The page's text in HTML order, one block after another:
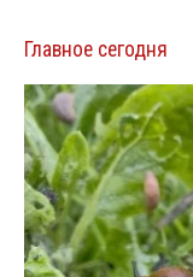
Главное сегодня